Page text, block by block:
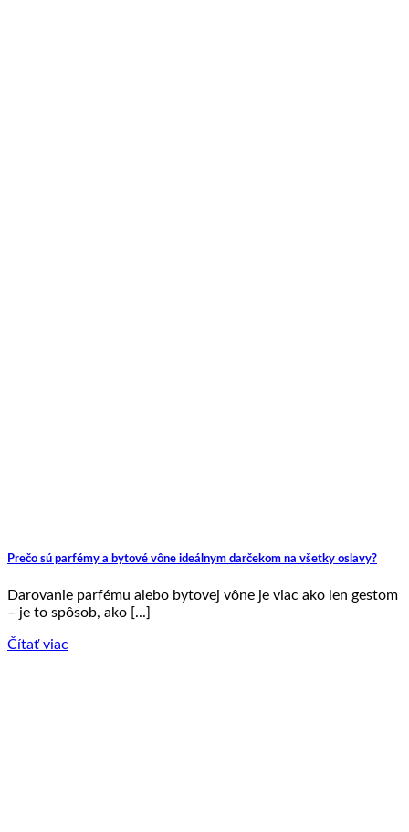
Prečo sú parfémy a bytové vône ideálnym darčekom na všetky oslavy?
Darovanie parfému alebo bytovej vône je viac ako len gestom
– je to spôsob, ako [...]
Čítať viac